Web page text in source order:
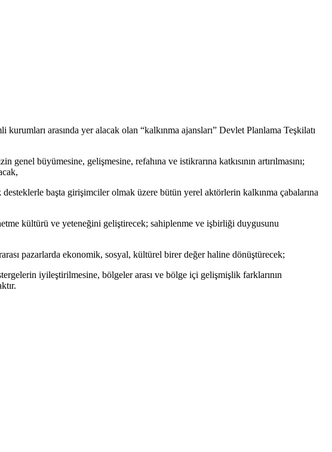
arasında yer alacak olan “kalkınma ajansları” Devlet Planlama Teşkilatı
büyümesine, gelişmesine, refahına ve istikrarına katkısının artırılmasını;
başta girişimciler olmak üzere bütün yerel aktörlerin kalkınma çabalarına
kültürü ve yeteneğini geliştirecek; sahiplenme ve işbirliği duygusunu
pazarlarda ekonomik, sosyal, kültürel birer değer haline dönüştürecek;
iyileştirilmesine, bölgeler arası ve bölge içi gelişmişlik farklarının